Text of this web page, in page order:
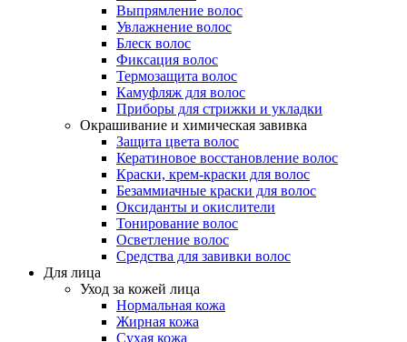
Выпрямление волос
Увлажнение волос
Блеск волос
Фиксация волос
Термозащита волос
Камуфляж для волос
Приборы для стрижки и укладки
Окрашивание и химическая завивка
Защита цвета волос
Кератиновое восстановление волос
Краски, крем-краски для волос
Безаммиачные краски для волос
Оксиданты и окислители
Тонирование волос
Осветление волос
Средства для завивки волос
Для лица
Уход за кожей лица
Нормальная кожа
Жирная кожа
Сухая кожа